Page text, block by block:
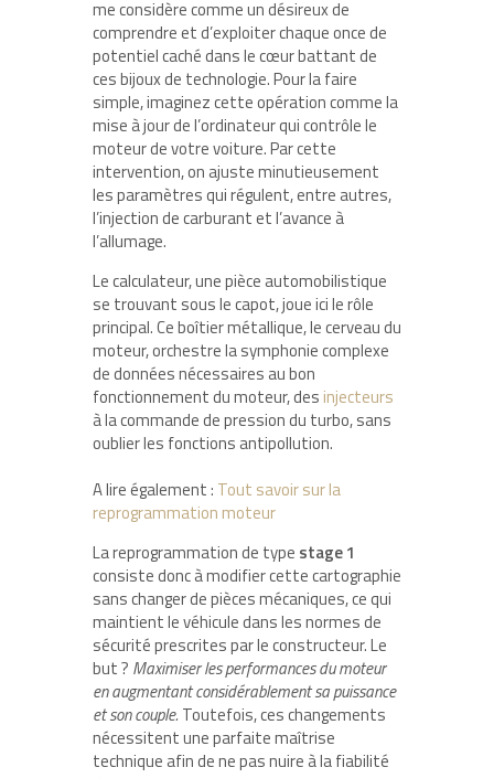
me considère comme un désireux de
comprendre et d’exploiter chaque once de
potentiel caché dans le cœur battant de
ces bijoux de technologie. Pour la faire
simple, imaginez cette opération comme la
mise à jour de l’ordinateur qui contrôle le
moteur de votre voiture. Par cette
intervention, on ajuste minutieusement
les paramètres qui régulent, entre autres,
l’injection de carburant et l’avance à
l’allumage.
Le calculateur, une pièce automobilistique
se trouvant sous le capot, joue ici le rôle
principal. Ce boîtier métallique, le cerveau du
moteur, orchestre la symphonie complexe
de données nécessaires au bon
fonctionnement du moteur, des injecteurs
à la commande de pression du turbo, sans
oublier les fonctions antipollution.
A lire également : Tout savoir sur la
reprogrammation moteur
La reprogrammation de type stage 1
consiste donc à modifier cette cartographie
sans changer de pièces mécaniques, ce qui
maintient le véhicule dans les normes de
sécurité prescrites par le constructeur. Le
but ? Maximiser les performances du moteur
en augmentant considérablement sa puissance
et son couple. Toutefois, ces changements
nécessitent une parfaite maîtrise
technique afin de ne pas nuire à la fiabilité